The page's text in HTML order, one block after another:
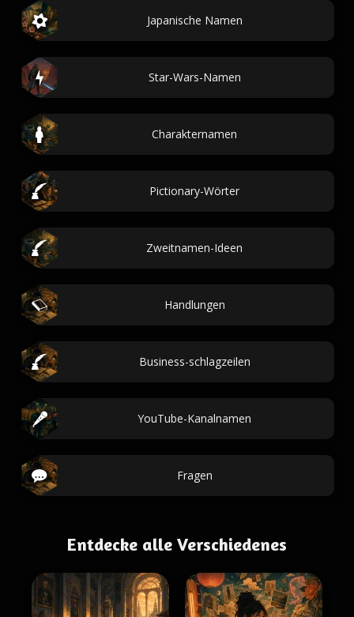
Japanische Namen
Star-Wars-Namen
Charakternamen
Pictionary-Wörter
Zweitnamen-Ideen
Handlungen
Business-schlagzeilen
YouTube-Kanalnamen
Fragen
Entdecke alle Verschiedenes